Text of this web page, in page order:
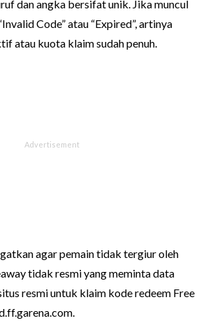
dan angka bersifat unik. Jika muncul
Code” atau “Expired”, artinya
atau kuota klaim sudah penuh.
agar pemain tidak tergiur oleh
tidak resmi yang meminta data
resmi untuk klaim kode redeem Free